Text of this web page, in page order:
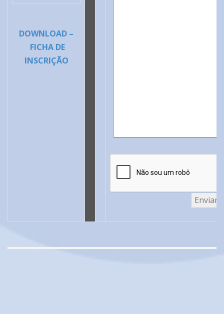
DOWNLOAD –
FICHA DE
INSCRIÇÃO